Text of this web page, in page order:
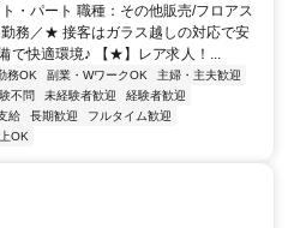
・パート 職種：その他販売/フロアス
務／★ 接客はガラス越しの対応で安
で快適環境♪ 【★】レア求人！...
務OK 副業・WワークOK
主婦・主夫歓迎
不問 未経験者歓迎
経験者歓迎
給 長期歓迎
フルタイム歓迎
OK